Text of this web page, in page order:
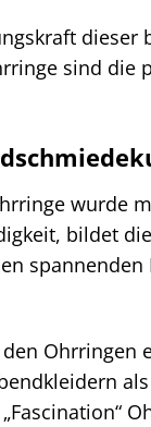
sind
bildet